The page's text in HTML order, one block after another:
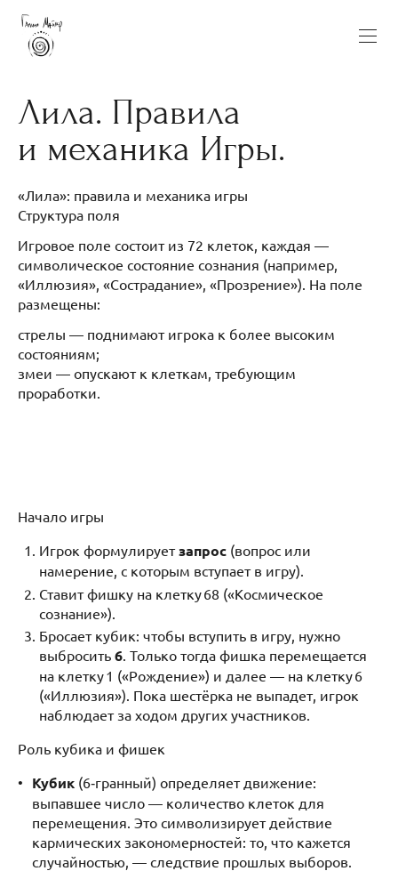
Лила. Правила
и механика Игры.
«Лила»: правила и механика игры
Структура поля
Игровое поле состоит из 72 клеток, каждая —
символическое состояние сознания (например,
«Иллюзия», «Сострадание», «Прозрение»). На поле
размещены:
стрелы — поднимают игрока к более высоким
состояниям;
змеи — опускают к клеткам, требующим
проработки.
Начало игры
Игрок формулируетзапрос (вопрос или
намерение, с которым вступает в игру).
Ставит фишку на клетку 68 («Космическое
сознание»).
Бросает кубик: чтобы вступить в игру, нужно
выбросить 6 . Только тогда фишка перемещается
на клетку 1 («Рождение») и далее — на клетку 6
(«Иллюзия»). Пока шестёрка не выпадет, игрок
наблюдает за ходом других участников.
Роль кубика и фишек
Кубик (6‑гранный) определяет движение:
выпавшее число — количество клеток для
перемещения. Это символизирует действие
кармических закономерностей: то, что кажется
случайностью, — следствие прошлых выборов.